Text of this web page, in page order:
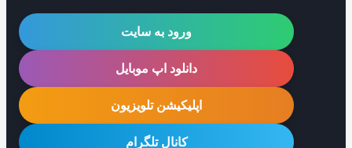
ورود به سایت
دانلود اپ موبایل
اپلیکیشن تلویزیون
کانال تلگرام